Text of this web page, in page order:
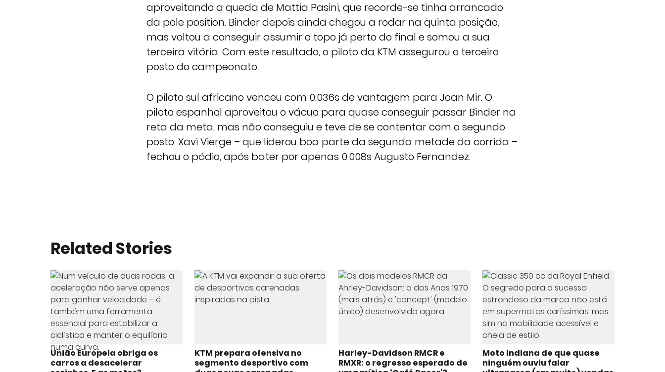
aproveitando a queda de Mattia Pasini, que recorde-se tinha arrancado
da pole position. Binder depois ainda chegou a rodar na quinta posição,
mas voltou a conseguir assumir o topo já perto do final e somou a sua
terceira vitória. Com este resultado, o piloto da KTM assegurou o terceiro
posto do campeonato.
O piloto sul africano venceu com 0.036s de vantagem para Joan Mir. O
piloto espanhol aproveitou o vácuo para quase conseguir passar Binder na
reta da meta, mas não conseguiu e teve de se contentar com o segundo
posto. Xavi Vierge – que liderou boa parte da segunda metade da corrida –
fechou o pódio, após bater por apenas 0.008s Augusto Fernandez.
Related Stories
União Europeia obriga os
carros a desacelerar
KTM prepara ofensiva no
segmento desportivo com
Harley-Davidson RMCR e
RMXR: o regresso esperado de
Moto indiana de que quase
ninguém ouviu falar